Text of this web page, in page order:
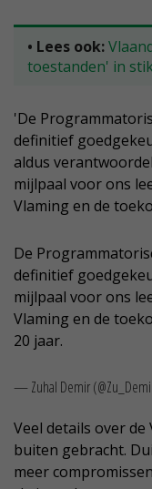
• Lees ook:
toestanden' in
'De
definitief
aldus
mijlpaal voor ons
Vlaming en de
De
definitief
mijlpaal voor ons
Vlaming en de
20 jaar.
— Zuhal Demir
Veel details over
buiten gebracht.
meer